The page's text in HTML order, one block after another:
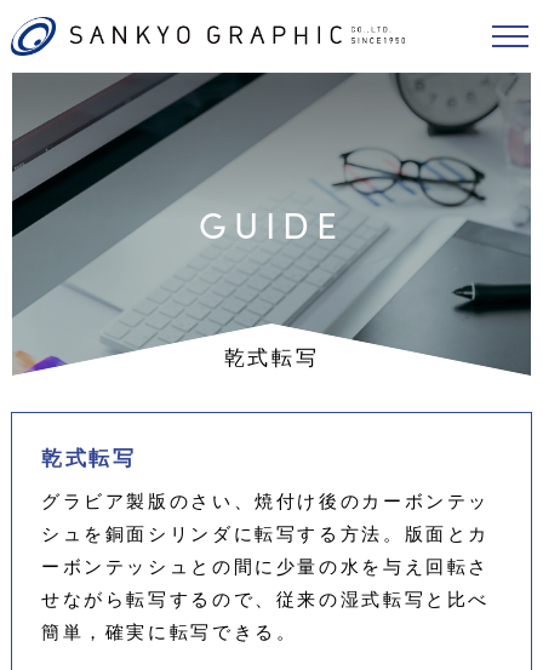
GUIDE
乾式転写
乾式転写
グラビア製版のさい、焼付け後のカーボンテッ
シュを銅面シリンダに転写する方法。版面とカ
ーボンテッシュとの間に少量の水を与え回転さ
せながら転写するので、従来の湿式転写と比べ
簡単，確実に転写できる。